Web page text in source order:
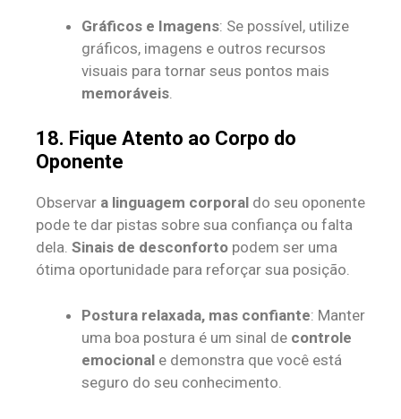
Gráficos e Imagens: Se possível, utilize
gráficos, imagens e outros recursos
visuais para tornar seus pontos mais
memoráveis
18. Fique Atento ao Corpo do
Oponente
Observar a linguagem corporal do seu oponente
pode te dar pistas sobre sua confiança ou falta
dela. Sinais de desconforto podem ser uma
ótima oportunidade para reforçar sua posição.
Postura relaxada, mas confiante: Manter
uma boa postura é um sinal de controle
emocional e demonstra que você está
seguro do seu conhecimento.